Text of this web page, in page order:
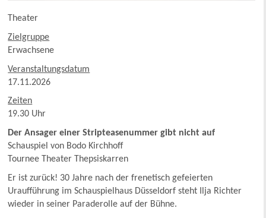
Theater
Zielgruppe
Erwachsene
Veranstaltungsdatum
17.11.2026
Zeiten
19.30 Uhr
Der Ansager einer Stripteasenummer gibt nicht auf
Schauspiel von Bodo Kirchhoff
Tournee Theater Thepsiskarren
Er ist zurück! 30 Jahre nach der frenetisch gefeierten
Uraufführung im Schauspielhaus Düsseldorf steht Ilja Richter
wieder in seiner Paraderolle auf der Bühne.